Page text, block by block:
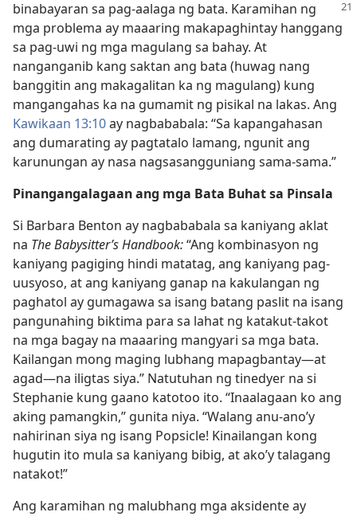
binabayaran sa pag-aalaga ng bata. Karamihan ng
mga problema ay maaaring makapaghintay hanggang
sa pag-uwi ng mga magulang sa bahay. At
nanganganib kang saktan ang bata (huwag nang
banggitin ang makagalitan ka ng magulang) kung
mangangahas ka na gumamit ng pisikal na lakas. Ang
Kawikaan 13:10ay nagbababala: “Sa kapangahasan
ang dumarating ay pagtatalo lamang, ngunit ang
karunungan ay nasa nagsasangguniang sama-sama.”
Pinangangalagaan ang mga Bata Buhat sa Pinsala
Si Barbara Benton ay nagbababala sa kaniyang aklat
na The Babysitter’s Handbook:“Ang kombinasyon ng
kaniyang pagiging hindi matatag, ang kaniyang pag-
uusyoso, at ang kaniyang ganap na kakulangan ng
paghatol ay gumagawa sa isang batang paslit na isang
pangunahing biktima para sa lahat ng katakut-takot
na mga bagay na maaaring mangyari sa mga bata.
Kailangan mong maging lubhang mapagbantay​—at
agad​—na iligtas siya.” Natutuhan ng tinedyer na si
Stephanie kung gaano katotoo ito. “Inaalagaan ko ang
aking pamangkin,” gunita niya. “Walang anu-ano’y
nahirinan siya ng isang Popsicle! Kinailangan kong
hugutin ito mula sa kaniyang bibig, at ako’y talagang
natakot!”
Ang karamihan ng malubhang mga aksidente ay